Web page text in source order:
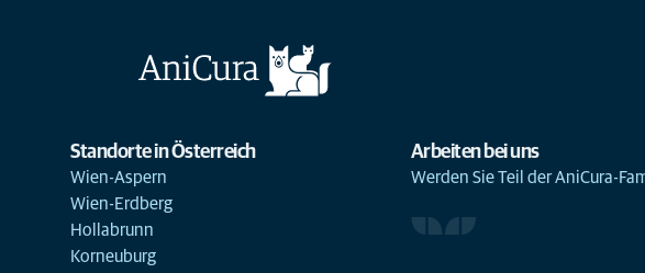
Standorte in Österreich
Wien-Aspern
Wien-Erdberg
Hollabrunn
Korneuburg
Arbeiten bei uns
Werden Sie Teil der AniCura-